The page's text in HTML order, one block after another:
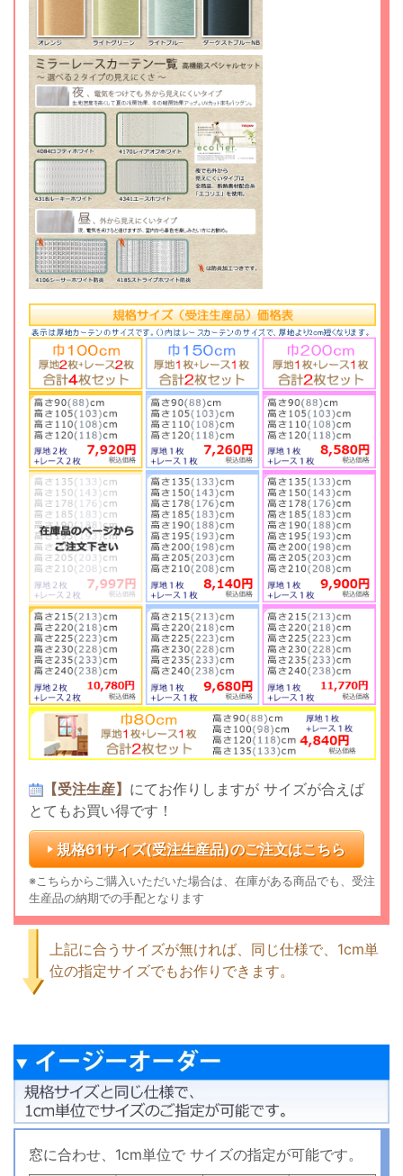
【受注生産】 にてお作りしますが サイズが合えば
とてもお買い得です！
規格61サイズ(受注生産品)のご注文はこちら
※こちらからご購入いただいた場合は、在庫がある商品でも、受注
生産品の納期での手配となります
上記に合うサイズが無ければ、同じ仕様で、1cm単
位の指定サイズでもお作りできます。
窓に合わせ、1cm単位で サイズの指定が可能です。